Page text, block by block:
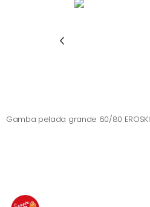
Gamba pelada grande 60/80